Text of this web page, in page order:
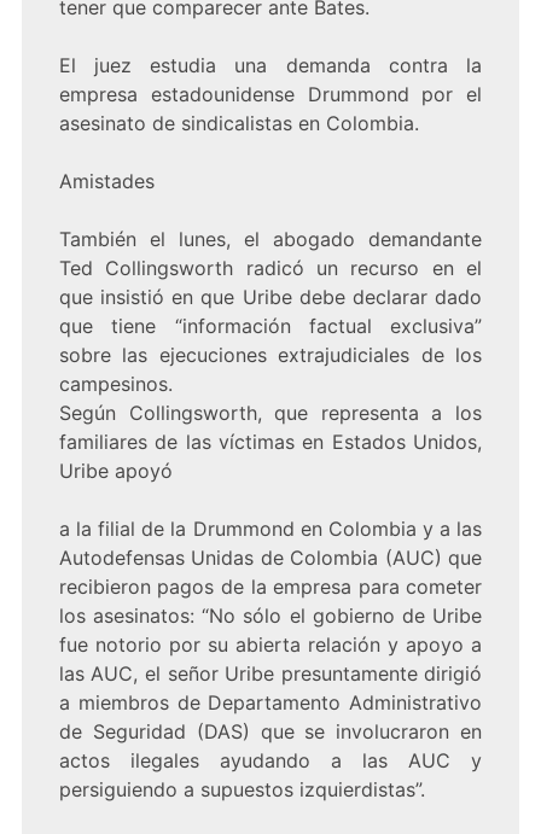
tener que comparecer ante Bates.
El juez estudia una demanda contra la
empresa estadounidense Drummond por el
asesinato de sindicalistas en Colombia.
Amistades
También el lunes, el abogado demandante
Ted Collingsworth radicó un recurso en el
que insistió en que Uribe debe declarar dado
que tiene “información factual exclusiva”
sobre las ejecuciones extrajudiciales de los
campesinos.
Según Collingsworth, que representa a los
familiares de las víctimas en Estados Unidos,
Uribe apoyó
a la filial de la Drummond en Colombia y a las
Autodefensas Unidas de Colombia (AUC) que
recibieron pagos de la empresa para cometer
los asesinatos: “No sólo el gobierno de Uribe
fue notorio por su abierta relación y apoyo a
las AUC, el señor Uribe presuntamente dirigió
a miembros de Departamento Administrativo
de Seguridad (DAS) que se involucraron en
actos ilegales ayudando a las AUC y
persiguiendo a supuestos izquierdistas”.